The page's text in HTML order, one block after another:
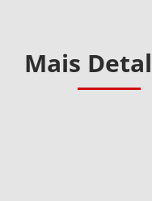
Mais